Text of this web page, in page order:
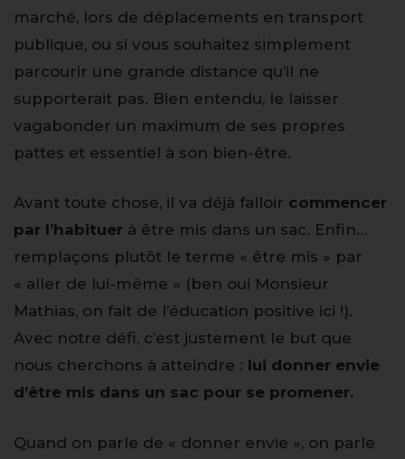
marché, lors de déplacements en transport
publique, ou si vous souhaitez simplement
parcourir une grande distance qu’il ne
supporterait pas. Bien entendu, le laisser
vagabonder un maximum de ses propres
pattes et essentiel à son bien-être.
Avant toute chose, il va déjà falloir commencer
par l’habituer à être mis dans un sac. Enfin…
remplaçons plutôt le terme « être mis » par
« aller de lui-même » (ben oui Monsieur
Mathias, on fait de l’éducation positive ici !).
Avec notre défi, c’est justement le but que
nous cherchons à atteindre : lui donner envie
d’être mis dans un sac pour se promener.
Quand on parle de « donner envie », on parle